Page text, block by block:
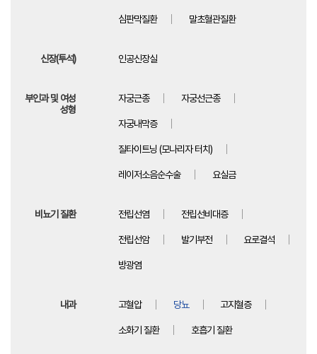
심판막질환 말초혈관질환
신장(투석) 인공신장실
부인과 및 여성
성형
자궁근종 자궁선근종
자궁내막증
질타이트닝 (모나리자 터치)
레이저소음순수술 요실금
비뇨기 질환 전립선염 전립선비대증
전립선암 발기부전 요로결석
방광염
내과 고혈압 당뇨 고지혈증
소화기 질환 호흡기 질환